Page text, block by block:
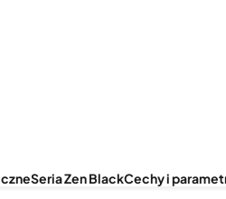
Seria Zen BlackCechy i